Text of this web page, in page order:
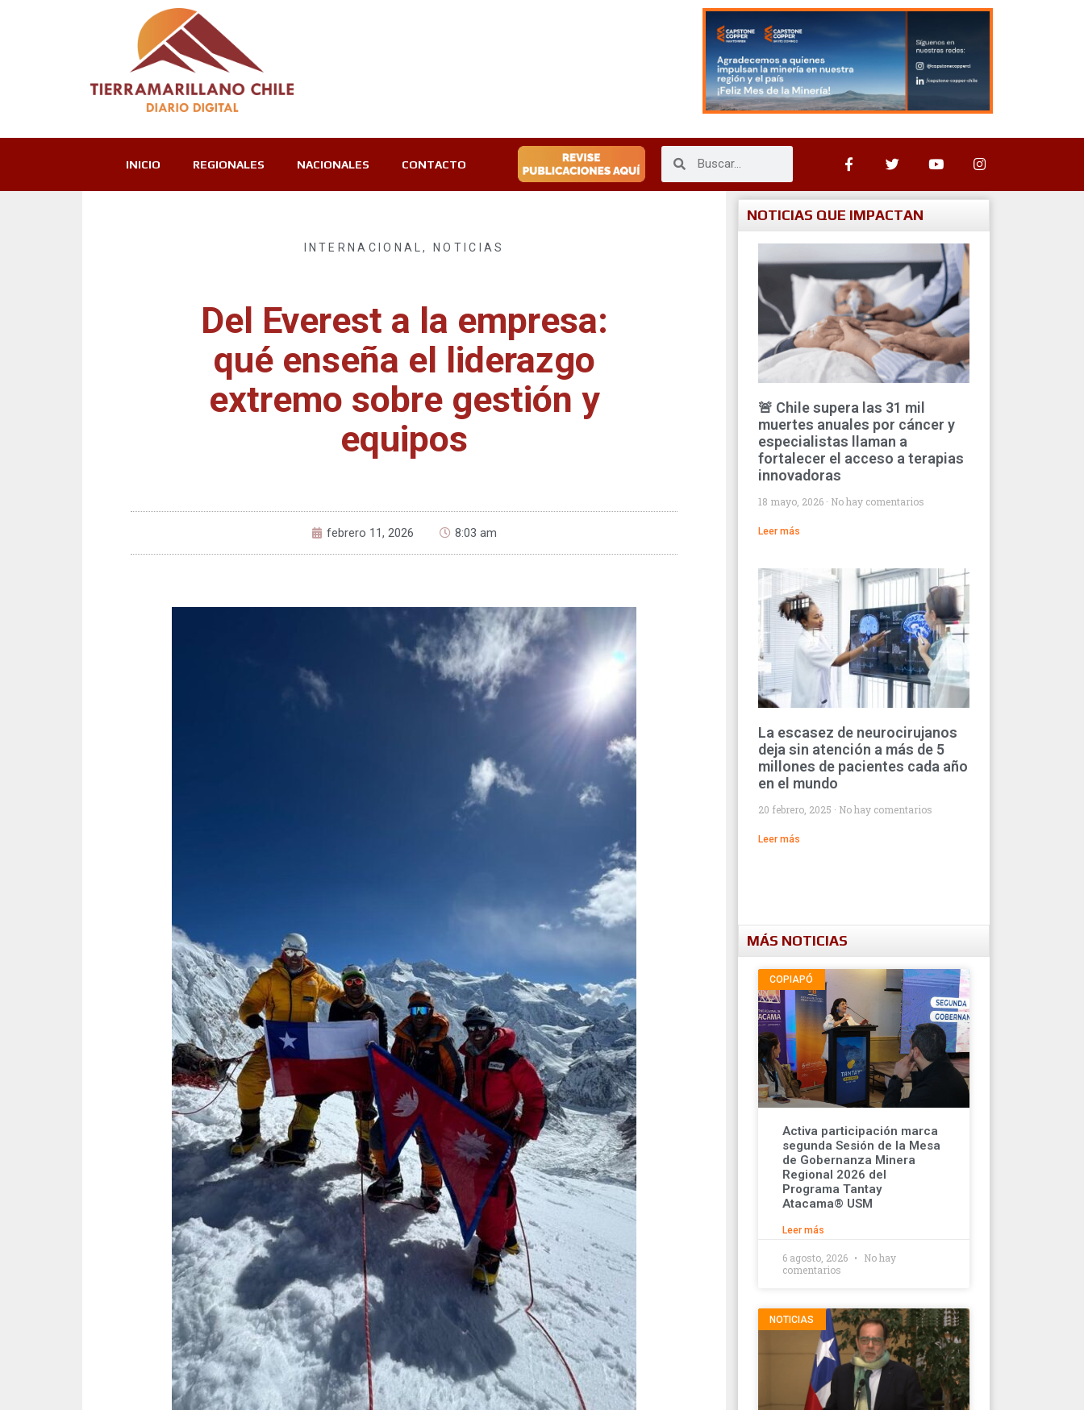
INICIO REGIONALES NACIONALES CONTACTO
INTERNACIONAL, NOTICIAS
Del Everest a la empresa:
qué enseña el liderazgo
extremo sobre gestión y
equipos
febrero 11, 2026 8:03 am
NOTICIAS QUE IMPACTAN
🚨 Chile supera las 31 mil
muertes anuales por cáncer y
especialistas llaman a
fortalecer el acceso a terapias
innovadoras
18 mayo, 2026 No hay comentarios
Leer más
La escasez de neurocirujanos
deja sin atención a más de 5
millones de pacientes cada año
en el mundo
20 febrero, 2025 No hay comentarios
Leer más
MÁS NOTICIAS
COPIAPÓ
Activa participación marca
segunda Sesión de la Mesa
de Gobernanza Minera
Regional 2026 del
Programa Tantay
Atacama® USM
Leer más
6 agosto, 2026
No hay
comentarios
NOTICIAS